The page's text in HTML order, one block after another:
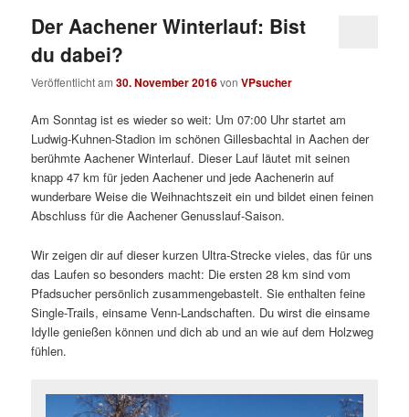
Der Aachener Winterlauf: Bist
du dabei?
Veröffentlicht am30. November 2016vonVPsucher
Am Sonntag ist es wieder so weit: Um 07:00 Uhr startet am
Ludwig-Kuhnen-Stadion im schönen Gillesbachtal in Aachen der
berühmte Aachener Winterlauf. Dieser Lauf läutet mit seinen
knapp 47 km für jeden Aachener und jede Aachenerin auf
wunderbare Weise die Weihnachtszeit ein und bildet einen feinen
Abschluss für die Aachener Genusslauf-Saison.
Wir zeigen dir auf dieser kurzen Ultra-Strecke vieles, das für uns
das Laufen so besonders macht: Die ersten 28 km sind vom
Pfadsucher persönlich zusammengebastelt. Sie enthalten feine
Single-Trails, einsame Venn-Landschaften. Du wirst die einsame
Idylle genießen können und dich ab und an wie auf dem Holzweg
fühlen.